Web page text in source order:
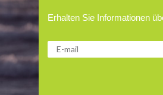
Erhalten Sie Informationen